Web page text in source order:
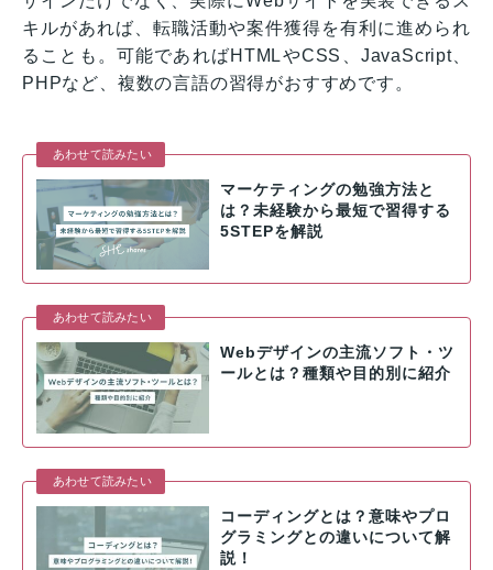
キルがあれば、転職活動や案件獲得を有利に進められ
ることも。可能であればHTMLやCSS、JavaScript、
PHPなど、複数の言語の習得がおすすめです。
あわせて読みたい
マーケティングの勉強方法と
は？未経験から最短で習得する
5STEPを解説
あわせて読みたい
Webデザインの主流ソフト・ツ
ールとは？種類や目的別に紹介
あわせて読みたい
コーディングとは？意味やプロ
グラミングとの違いについて解
説！